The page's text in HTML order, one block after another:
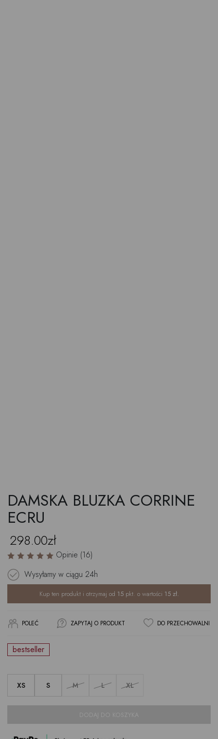
DAMSKA BLUZKA CORRINE
ECRU
298.00zł
Opinie (16)
Wysyłamy w ciągu 24h
Kup ten produkt i otrzymaj od 15pkt. o wartości 15zł.
POLEĆ ZAPYTAJ O PRODUKT DO PRZECHOWALNI
bestseller
XS S M L XL
DODAJ DO KOSZYKA